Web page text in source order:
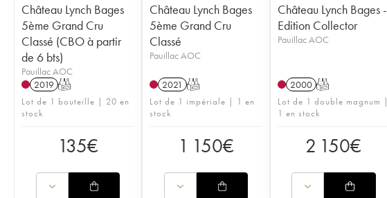
Château Lynch Bages
5ème Grand Cru
Classé (CBO à partir
de 6 bts)
Pauillac AOC
2019 T
Lot de 1 bouteille | 20 en
stock
135€
Château Lynch Bages
5ème Grand Cru
Classé
Pauillac AOC
2021 T
Lot de 1 impériale | 1 en
stock
1 150€
Château Lynch Bages -
Edition Collector
Pauillac AOC
2000 T
Lot de 1 double magnum |
1 en stock
2 150€